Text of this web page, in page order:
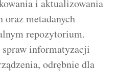
i aktualizowania
metadanych
repozytorium.
informatyzacji
odrębnie dla